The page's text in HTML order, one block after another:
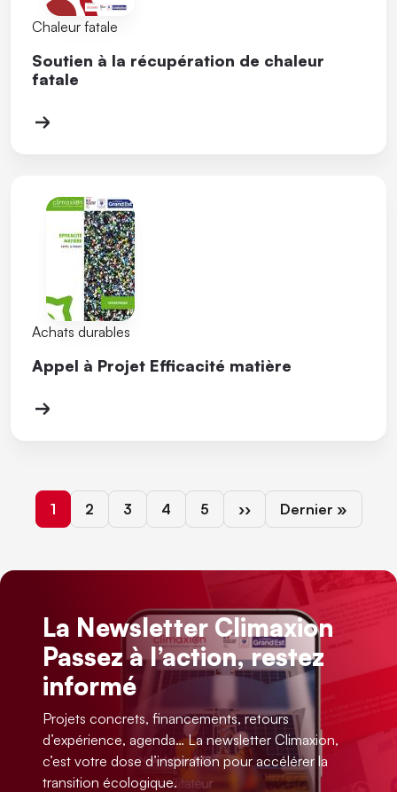
Chaleur fatale
Soutien à la récupération de chaleur
fatale
Achats durables
Appel à Projet Efficacité matière
Page courante
1 Page
2 Page
3 Page
4 Page
5 Page suivante
›› Dernière page
Dernier »
La Newsletter Climaxion
Passez à l’action, restez
informé
Projets concrets, financements, retours
d’expérience, agenda… La newsletter Climaxion,
c’est votre dose d’inspiration pour accélérer la
transition écologique.